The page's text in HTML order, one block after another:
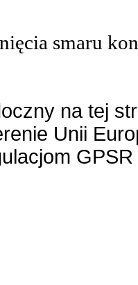
smaru
na tej
Unii
GPSR